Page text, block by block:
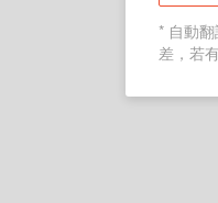
* 自動
差，若